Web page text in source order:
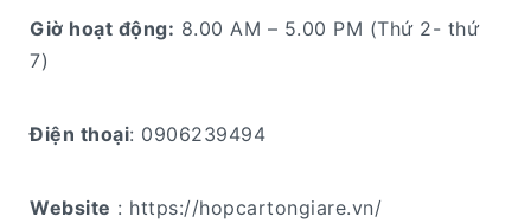
Giờ hoạt động: 8.00 AM – 5.00 PM (Thứ 2- thứ
7)
Điện thoại: 0906239494
Website : https://hopcartongiare.vn/